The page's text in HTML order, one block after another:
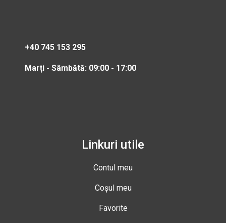
+40 745 153 295
Marți - Sâmbătă: 09:00 - 17:00
Linkuri utile
Contul meu
Coșul meu
Favorite